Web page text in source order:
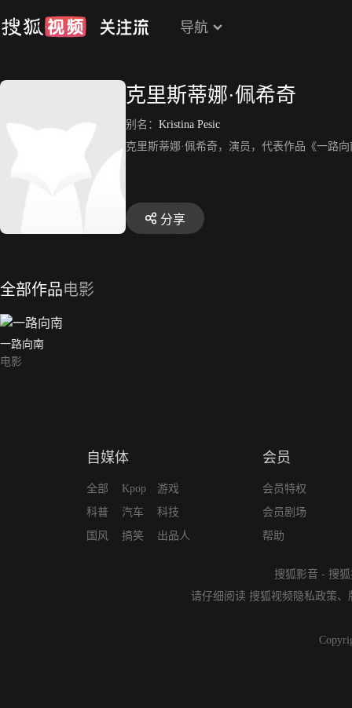
导航
克里斯蒂娜·佩希奇
别名： Kristina Pesic
克里斯蒂娜·佩希奇，演员，代表作品《一路
分享
全部作品电影
一路向南
电影
自媒体
全部
科普
国风
Kpop
汽车
搞笑
游戏
科技
出品人
会员
会员特权
会员剧场
帮助
搜狐影音 - 搜
请仔细阅读 搜狐视频隐私政策、